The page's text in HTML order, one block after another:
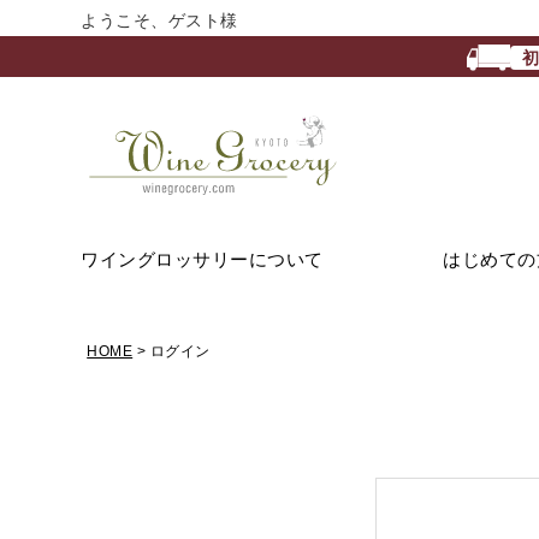
ようこそ、ゲスト様
ワイングロッサリーについて はじめて
HOME ログイン